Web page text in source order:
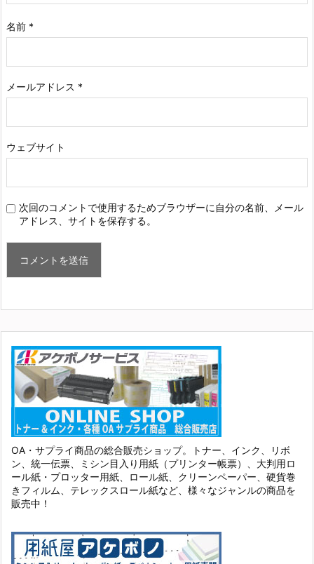
名前 *
メールアドレス *
ウェブサイト
次回のコメントで使用するためブラウザーに自分の名前、メール
アドレス、サイトを保存する。
OA・サプライ商品の総合販売ショップ。トナー、インク、リボ
ン、統一伝票、ミシン目入り用紙（プリンター帳票）、大判用ロ
ール紙・プロッター用紙、ロール紙、クリーンペーパー、硬貨巻
きフィルム、テレックスロール紙など、様々なジャンルの商品を
販売中！